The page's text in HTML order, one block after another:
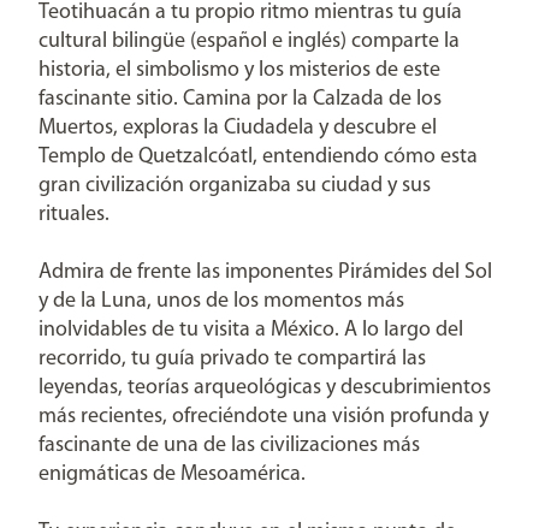
Teotihuacán a tu propio ritmo mientras tu guía
cultural bilingüe (español e inglés) comparte la
historia, el simbolismo y los misterios de este
fascinante sitio. Camina por la Calzada de los
Muertos, exploras la Ciudadela y descubre el
Templo de Quetzalcóatl, entendiendo cómo esta
gran civilización organizaba su ciudad y sus
rituales.
Admira de frente las imponentes Pirámides del Sol
y de la Luna, unos de los momentos más
inolvidables de tu visita a México. A lo largo del
recorrido, tu guía privado te compartirá las
leyendas, teorías arqueológicas y descubrimientos
más recientes, ofreciéndote una visión profunda y
fascinante de una de las civilizaciones más
enigmáticas de Mesoamérica.